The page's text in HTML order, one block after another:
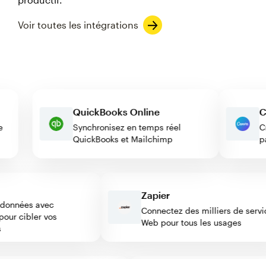
Voir toutes les intégrations
QuickBooks Online
Synchronisez en temps réel
QuickBooks et Mailchimp
avec
cibler vos
Zapier
Connectez des milliers de
Web pour tous les usages